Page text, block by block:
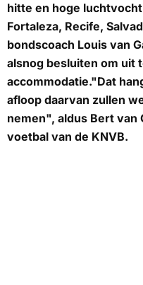
hitte en hoge
Fortaleza, Recife,
bondscoach Louis van
alsnog besluiten om uit
accommodatie."Dat
afloop daarvan zullen
nemen", aldus Bert
voetbal van de KNVB.